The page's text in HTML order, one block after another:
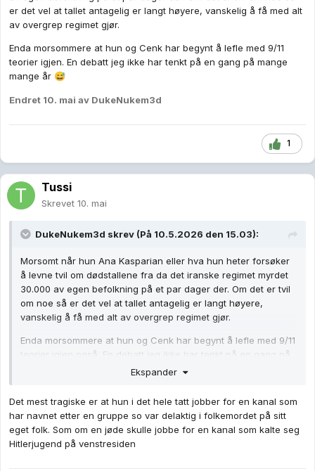
er det vel at tallet antagelig er langt høyere, vanskelig å få med alt
av overgrep regimet gjør.
Enda morsommere at hun og Cenk har begynt å lefle med 9/11
teorier igjen. En debatt jeg ikke har tenkt på en gang på mange
mange år 😅
Endret 10. mai av DukeNukem3d
1
Tussi
Skrevet 10. mai
DukeNukem3d skrev (På 10.5.2026 den 15.03):
Morsomt når hun Ana Kasparian eller hva hun heter forsøker
å levne tvil om dødstallene fra da det iranske regimet myrdet
30.000 av egen befolkning på et par dager der. Om det er tvil
om noe så er det vel at tallet antagelig er langt høyere,
vanskelig å få med alt av overgrep regimet gjør.
Enda morsommere at hun og Cenk har begynt å lefle med 9/11
teorier igjen også. En debatt jeg ikke har tenkt på en gang på
Ekspander
Det mest tragiske er at hun i det hele tatt jobber for en kanal som
har navnet etter en gruppe so var delaktig i folkemordet på sitt
eget folk. Som om en jøde skulle jobbe for en kanal som kalte seg
Hitlerjugend på venstresiden